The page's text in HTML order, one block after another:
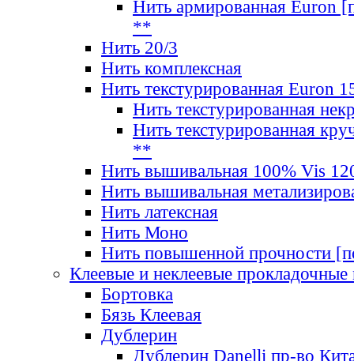
Нить армированная Euron
**
Нить 20/3
Нить комплексная
Нить текстурированная Euron
Нить текстурированная
Нить текстурированная
**
Нить вышивальная 100% Vis
Нить вышивальная
Нить латексная
Нить Моно
Нить повышенной прочности
Клеевые и неклеевые прокладочные
Бортовка
Бязь Клеевая
Дублерин
Дублерин Danelli пр-во